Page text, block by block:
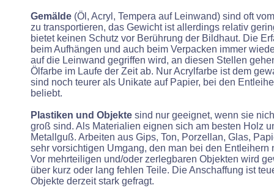
Gemälde (Öl, Acryl, Tempera auf Leinwand) sind oft
zu transportieren, das Gewicht ist allerdings relativ
bietet keinen Schutz vor Berührung der Bildhaut. Die
beim Aufhängen und auch beim Verpacken immer
auf die Leinwand gegriffen wird, an diesen Stellen
Ölfarbe im Laufe der Zeit ab. Nur Acrylfarbe ist dem
sind noch teurer als Unikate auf Papier, bei den
beliebt.
Plastiken und Objekte sind nur geeignet, wenn sie
groß sind. Als Materialien eignen sich am besten Holz
Metallguß. Arbeiten aus Gips, Ton, Porzellan, Glas,
sehr vorsichtigen Umgang, den man bei den Entleihern
Vor mehrteiligen und/oder zerlegbaren Objekten wird
über kurz oder lang fehlen Teile. Die Anschaffung ist
Objekte derzeit stark gefragt.